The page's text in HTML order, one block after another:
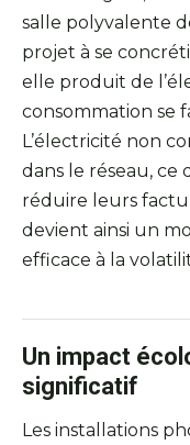
salle polyvalente
projet à se
elle produit de
consommation se
L’électricité non
dans le réseau,
réduire leurs
devient ainsi un
efficace à la
Un impact
significatif
Les installations